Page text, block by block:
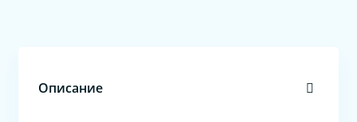
Описание